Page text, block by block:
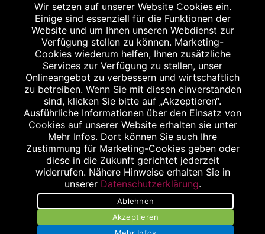
Abgabe in haushaltsüblichen Mengen, solange der Vorrat reicht. Für Druck-
und Satzfehler keine Haftung.
Zu Risiken und Nebenwirkungen lesen Sie die Packungsbeilage und fragen
Sie Ihren Arzt oder Apotheker.
Angabe nach der deutschen Arzneimitteltaxe Apothekenerstattungspreis
(AEP). Der AEP ist keine unverbindliche Preisempfehlung der Hersteller. Der
AEP ist ein von den Apotheken in Ansatz gebrachter Preis für rezeptfreie
Arzneimittel. Er entspricht in der Höhe dem für Apotheken verbindlichen
Abgabepreis, zu dem eine Apotheke in bestimmten Fällen (z.B. bei Kindern
unter 12 Jahren) das Produkt mit der gesetzlichen Krankenversicherung
abrechnet. Der AEP ist der allgemeine Erstattungspreis im Falle einer
Kostenübernahme durch die gesetzlichen Krankenkassen, vor Abzug eines
Zwangsrabattes (zur Zeit 5%) nach §130 Abs. 1 SGB V.
Unverbindliche Preisempfehlung des Herstellers (UVP).
powered by apovena.de
Wir setzen auf unserer Website Cookies ein.
Einige sind essenziell für die Funktionen der
Website und um Ihnen unseren Webdienst zur
Verfügung stellen zu können. Marketing-
Cookies wiederum helfen, Ihnen zusätzliche
Services zur Verfügung zu stellen, unser
Onlineangebot zu verbessern und wirtschaftlich
zu betreiben. Wenn Sie mit diesen einverstanden
sind, klicken Sie bitte auf „Akzeptieren“.
Ausführliche Informationen über den Einsatz von
Cookies auf unserer Website erhalten sie unter
Mehr Infos. Dort können Sie auch Ihre
Zustimmung für Marketing-Cookies geben oder
diese in die Zukunft gerichtet jederzeit
widerrufen. Nähere Hinweise erhalten Sie in
unserer Datenschutzerklärung.
Ablehnen
Akzeptieren